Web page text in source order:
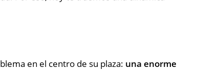
en el centro de su plaza: una enorme